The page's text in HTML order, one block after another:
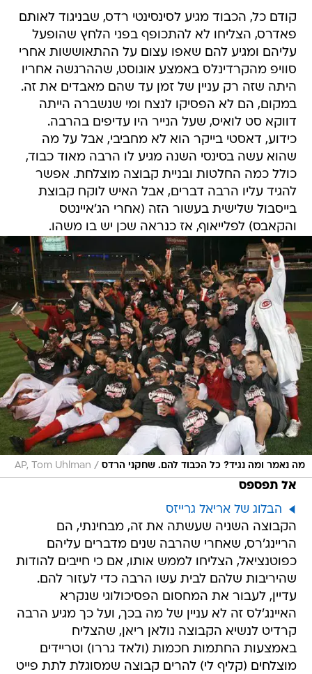
קודם כל, הכבוד מגיע לסינסינטי רדס, שבניגוד לאותם
פאדרס, הצליחו לא להתכופף בפני הלחץ שהופעל
עליהם ומגיע להם שאפו עצום על ההתאוששות אחרי
סוויפ מהקרדינלס באמצע אוגוסט, שההרגשה אחריו
היתה שזה רק עניין של זמן עד שהם מאבדים את זה.
במקום, הם לא הפסיקו לנצח ומי שנשברה הייתה
דווקא סט לואיס, שעל הנייר היו עדיפים בהרבה.
כידוע, דאסטי בייקר הוא לא מחביבי, אבל על מה
שהוא עשה בסינסי השנה מגיע לו הרבה מאוד כבוד,
כולל כמה החלטות ובניית קבוצה מוצלחת. אפשר
להגיד עליו הרבה דברים, אבל האיש לוקח קבוצת
בייסבול שלישית בעשור הזה (אחרי הג'איינטס
והקאבס) לפלייאוף, אז כנראה שכן יש בו משהו.
מה נאמר ומה נגיד? כל הכבוד להם. שחקני הרדס /
AP, Tom Uhlman
אל תפספס
הבלוג של אריאל גרייזס
הקבוצה השניה שעשתה את זה, מבחינתי, הם
הריינג'רס, שאחרי שהרבה שנים מדברים עליהם
כפוטנציאל, הצליחו לממש אותו, אם כי חייבים להודות
שהיריבות שלהם לבית עשו הרבה כדי לעזור להם.
עדיין, לעבור את המחסום הפסיכולוגי שנקרא
האיינג'לס זה לא עניין של מה בכך, ועל כך מגיע הרבה
קרדיט לנשיא הקבוצה נולאן ריאן, שהצליח
באמצעות החתמות חכמות (ולאד גררו) וטריידים
מוצלחים (קליף לי) להרים קבוצה שמסוגלת לתת פייט